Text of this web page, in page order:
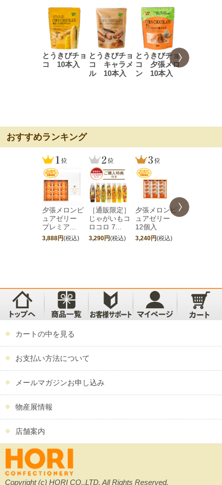
とうきびチョ
コ 10本入
とうきびチョ
コ キャラメ
ル 10本入
とうきびチョ
コ 夕張メロ
ン 10本入
とうきびチ
コ 16本入
おすすめランキング
夕張メロンピ
ュアゼリー
プレミア...
3,888円(税込)
［通販限定］
じゃがいもコ
ロコロ 7...
3,290円(税込)
夕張メロンピ
ュアゼリー
12個入
3,240円(税込)
［期間限定
夕張メロン
カートの中を見る
お支払い方法について
メールマガジンお申し込み
物産展情報
店舗案内
Copyright (c) HORI CO.,LTD. All Rights Reserved.